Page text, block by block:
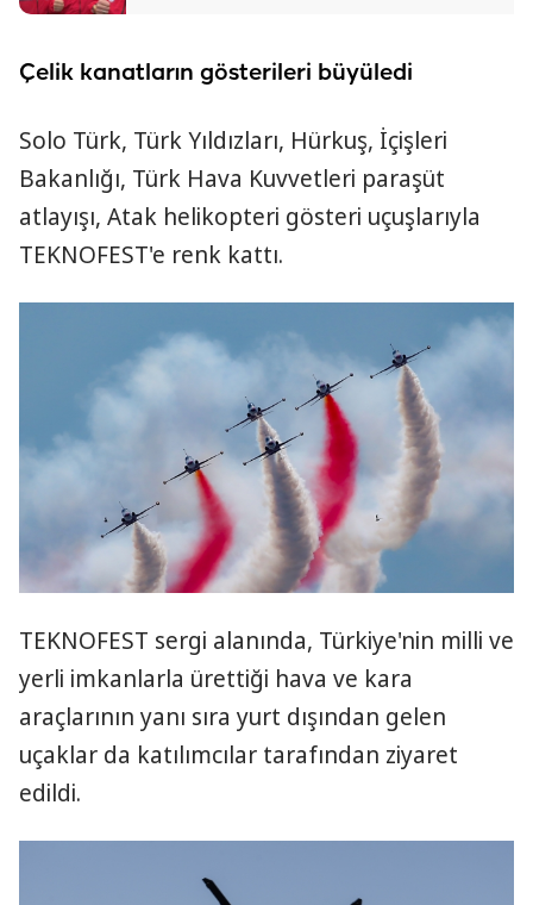
Çelik kanatların gösterileri büyüledi
Solo Türk, Türk Yıldızları, Hürkuş, İçişleri
Bakanlığı, Türk Hava Kuvvetleri paraşüt
atlayışı, Atak helikopteri gösteri uçuşlarıyla
TEKNOFEST'e renk kattı.
TEKNOFEST sergi alanında, Türkiye'nin milli ve
yerli imkanlarla ürettiği hava ve kara
araçlarının yanı sıra yurt dışından gelen
uçaklar da katılımcılar tarafından ziyaret
edildi.